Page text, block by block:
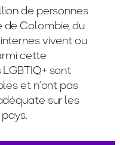
de personnes
Colombie, du
vivent ou
cette
sont
et n’ont pas
sur les